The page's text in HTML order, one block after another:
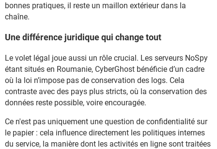
bonnes pratiques, il reste un maillon extérieur dans la
chaîne.
Une différence juridique qui change tout
Le volet légal joue aussi un rôle crucial. Les serveurs NoSpy
étant situés en Roumanie, CyberGhost bénéficie d’un cadre
où la loi n’impose pas de conservation des logs. Cela
contraste avec des pays plus stricts, où la conservation des
données reste possible, voire encouragée.
Ce n'est pas uniquement une question de confidentialité sur
le papier : cela influence directement les politiques internes
du service, la manière dont les activités en ligne sont traitées